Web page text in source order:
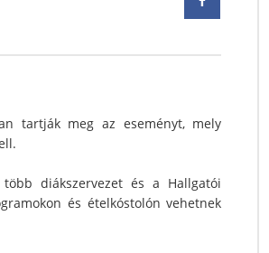
tartják meg az eseményt, mely
diákszervezet és a Hallgatói
és ételkóstolón vehetnek